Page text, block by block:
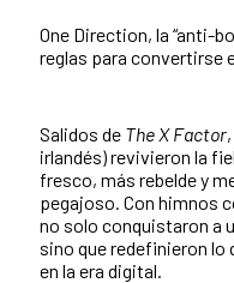
One Direction, la “anti-
reglas para convertirse
Salidos de The X Factor
irlandés) revivieron la
fresco, más rebelde y
pegajoso. Con himnos
no solo conquistaron a
sino que redefinieron lo
en la era digital.